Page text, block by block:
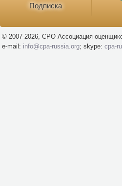
Подписка
© 2007-2026, СРО Ассоциация
e-mail: info@cpa-russia.org; skype: cpa-